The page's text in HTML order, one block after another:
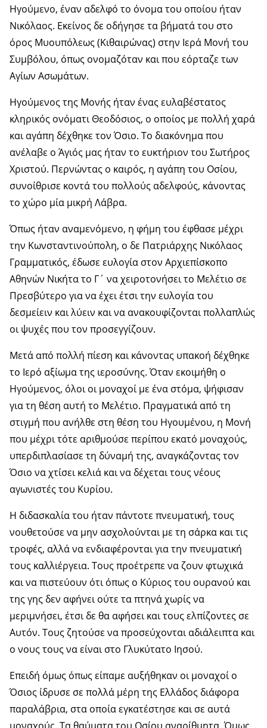
Ηγούμενο, έναν αδελφό το όνομα του οποίου ήταν
Νικόλαος. Εκείνος δε οδήγησε τα βήματά του στο
όρος Μυουπόλεως (Κιθαιρώνας) στην Ιερά Μονή του
Συμβόλου, όπως ονομαζόταν και που εόρταζε των
Αγίων Ασωμάτων.
Ηγούμενος της Μονής ήταν ένας ευλαβέστατος
κληρικός ονόματι Θεοδόσιος, ο οποίος με πολλή χαρά
και αγάπη δέχθηκε τον Όσιο. Το διακόνημα που
ανέλαβε ο Άγιός μας ήταν το ευκτήριον του Σωτήρος
Χριστού. Περνώντας ο καιρός, η αγάπη του Οσίου,
συνοίθρισε κοντά του πολλούς αδελφούς, κάνοντας
το χώρο μία μικρή Λάβρα.
Όπως ήταν αναμενόμενο, η φήμη του έφθασε μέχρι
την Κωνσταντινούπολη, ο δε Πατριάρχης Νικόλαος
Γραμματικός, έδωσε ευλογία στον Αρχιεπίσκοπο
Αθηνών Νικήτα το Γ΄ να χειροτονήσει το Μελέτιο σε
Πρεσβύτερο για να έχει έτσι την ευλογία του
δεσμείειν και λύειν και να ανακουφίζονται πολλαπλώς
οι ψυχές που τον προσεγγίζουν.
Μετά από πολλή πίεση και κάνοντας υπακοή δέχθηκε
το Ιερό αξίωμα της ιεροσύνης. Όταν εκοιμήθη ο
Ηγούμενος, όλοι οι μοναχοί με ένα στόμα, ψήφισαν
για τη θέση αυτή το Μελέτιο. Πραγματικά από τη
στιγμή που ανήλθε στη θέση του Ηγουμένου, η Μονή
που μέχρι τότε αριθμούσε περίπου εκατό μοναχούς,
υπερδιπλασίασε τη δύναμή της, αναγκάζοντας τον
Όσιο να χτίσει κελιά και να δέχεται τους νέους
αγωνιστές του Κυρίου.
Η διδασκαλία του ήταν πάντοτε πνευματική, τους
νουθετούσε να μην ασχολούνται με τη σάρκα και τις
τροφές, αλλά να ενδιαφέρονται για την πνευματική
τους καλλιέργεια. Τους προέτρεπε να ζουν φτωχικά
και να πιστεύουν ότι όπως ο Κύριος του ουρανού και
της γης δεν αφήνει ούτε τα πτηνά χωρίς να
μεριμνήσει, έτσι δε θα αφήσει και τους ελπίζοντες σε
Αυτόν. Τους ζητούσε να προσεύχονται αδιάλειπτα και
ο νους τους να είναι στο Γλυκύτατο Ιησού.
Επειδή όμως όπως είπαμε αυξήθηκαν οι μοναχοί ο
Όσιος ίδρυσε σε πολλά μέρη της Ελλάδος διάφορα
παραλάβρια, στα οποία εγκατέστησε και σε αυτά